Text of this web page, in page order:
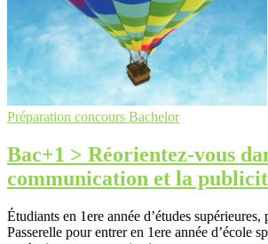
Préparation concours Bachelor
Bac+1 > Réorientez-vous
communication et la
Étudiants en 1ere année d’études
Passerelle pour entrer en 1ere année d’école